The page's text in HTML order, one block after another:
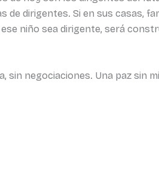
dirigentes. Si en sus casas,
niño sea dirigente, será
negociaciones. Una paz sin